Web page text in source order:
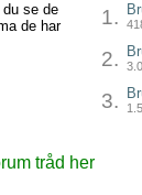
se de
de har
1.
2.
3.
tråd her